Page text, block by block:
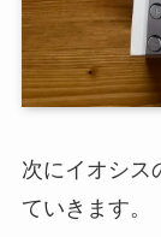
次にイオシス
ていきます。